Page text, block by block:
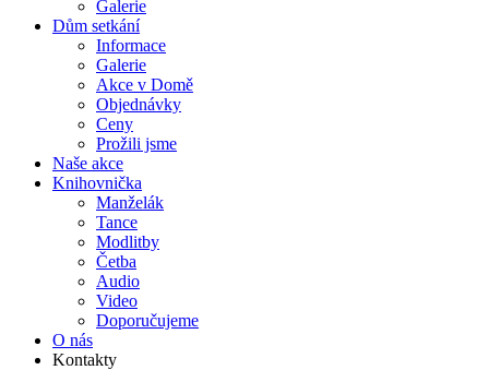
Galerie
Dům setkání
Informace
Galerie
Akce v Domě
Objed­návky
Ceny
Prožili jsme
Naše akce
Knihov­nička
Manželák
Tance
Modlitby
Četba
Audio
Video
Doporu­čujeme
O nás
Kontakty